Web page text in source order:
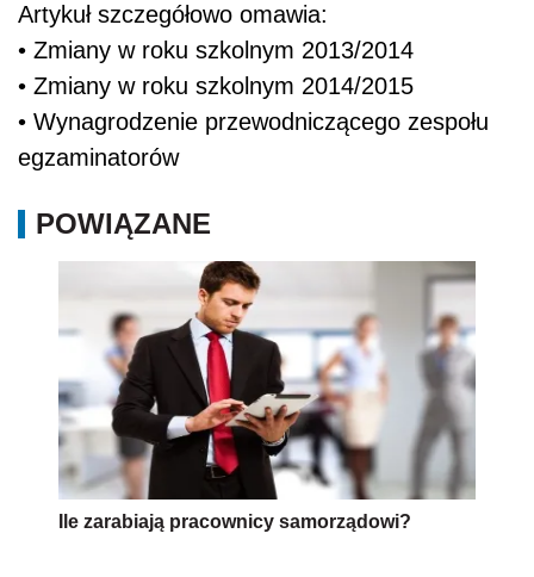
Artykuł szczegółowo omawia:
• Zmiany w roku szkolnym 2013/2014
• Zmiany w roku szkolnym 2014/2015
• Wynagrodzenie przewodniczącego zespołu
egzaminatorów
POWIĄZANE
Ile zarabiają pracownicy samorządowi?